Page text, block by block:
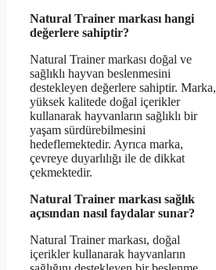
Natural Trainer markası hangi
değerlere sahiptir?
Natural Trainer markası doğal ve
sağlıklı hayvan beslenmesini
destekleyen değerlere sahiptir. Marka,
yüksek kalitede doğal içerikler
kullanarak hayvanların sağlıklı bir
yaşam sürdürebilmesini
hedeflemektedir. Ayrıca marka,
çevreye duyarlılığı ile de dikkat
çekmektedir.
Natural Trainer markası sağlık
açısından nasıl faydalar sunar?
Natural Trainer markası, doğal
içerikler kullanarak hayvanların